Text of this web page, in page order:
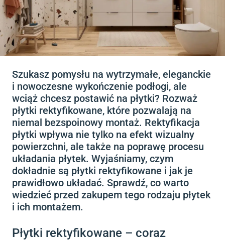
Szukasz pomysłu na wytrzymałe, eleganckie
i nowoczesne wykończenie podłogi, ale
wciąż chcesz postawić na płytki? Rozważ
płytki rektyfikowane, które pozwalają na
niemal bezspoinowy montaż. Rektyfikacja
płytki wpływa nie tylko na efekt wizualny
powierzchni, ale także na poprawę procesu
układania płytek. Wyjaśniamy, czym
dokładnie są płytki rektyfikowane i jak je
prawidłowo układać. Sprawdź, co warto
wiedzieć przed zakupem tego rodzaju płytek
i ich montażem.
Płytki rektyfikowane – coraz